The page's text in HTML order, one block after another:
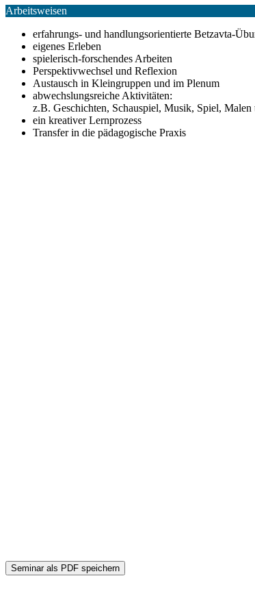
Arbeitsweisen
erfahrungs- und handlungsorientierte Betzavta-
eigenes Erleben
spielerisch-forschendes Arbeiten
Perspektivwechsel und Reflexion
Austausch in Kleingruppen und im Plenum
abwechslungsreiche Aktivitäten:
z.B. Geschichten, Schauspiel, Musik, Spiel, Malen
ein kreativer Lernprozess
Transfer in die pädagogische Praxis
Seminar als PDF speichern